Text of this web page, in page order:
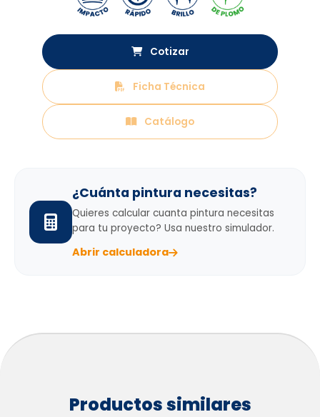
Cotizar
Ficha Técnica
Catálogo
¿Cuánta pintura necesitas?
Quieres calcular cuanta pintura necesitas
para tu proyecto? Usa nuestro simulador.
Abrir calculadora
Productos similares